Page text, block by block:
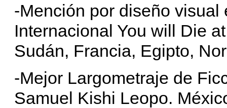
-Mención por diseño
Internacional You will Die
Sudán, Francia, Egipto,
-Mejor Largometraje de
Samuel Kishi Leopo.